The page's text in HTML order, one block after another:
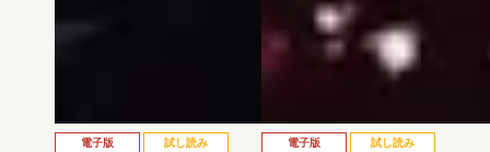
電子版 試し読み 電子版 試し読み